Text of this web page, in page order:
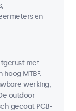
en
met
MTBF.
werking,
outdoor
gecoat PCB-